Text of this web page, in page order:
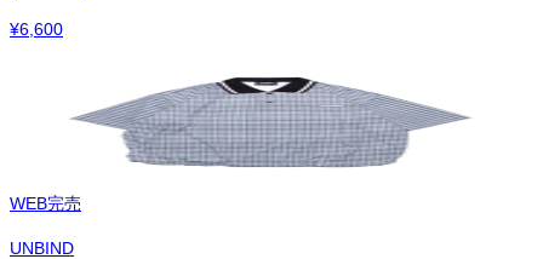
¥6,600
WEB完売
UNBIND